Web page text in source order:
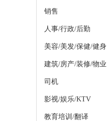
销售
人事/行政/后勤
美容/美发/保健/健身
建筑/房产/装修/物业
司机
影视/娱乐/KTV
教育培训/翻译